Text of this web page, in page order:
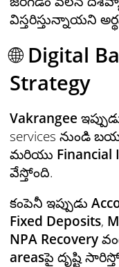
విస్తరిస్తున్నాయని
🌐 Digital
Strategy
Vakrangee
services నుండి
మరియు Financial
వేస్తోంది.
కంపెనీ ఇప్పుడు
Fixed Deposits,
NPA Recovery
areasపై దృష్టి